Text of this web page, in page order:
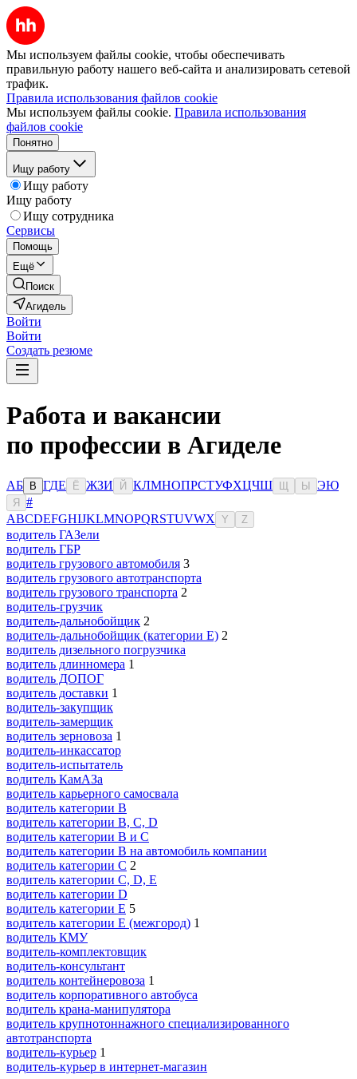
Мы используем файлы cookie, чтобы обеспечивать
правильную работу нашего веб-сайта и анализировать сетевой
трафик.
Правила использования файлов cookie
Мы используем файлы cookie. Правила использования
файлов cookie
Понятно
Ищу работу
Ищу работу
Ищу работу
Ищу сотрудника
Сервисы
Помощь
Ещё
Поиск
Агидель
Войти
Войти
Создать резюме
Работа и вакансии
по профессии в Агиделе
АБ В ГДЕ Ё ЖЗИ Й КЛМНОПРСТУФХЦЧШ Ы ЭЮ
Я
#
ABCDEFGHIJKLMNOPQRSTUVWX Y Z
водитель ГАЗели
водитель ГБР
водитель грузового автомобиля 3
водитель грузового автотранспорта
водитель грузового транспорта 2
водитель-грузчик
водитель-дальнобойщик 2
водитель-дальнобойщик (категории Е) 2
водитель дизельного погрузчика
водитель длинномера 1
водитель ДОПОГ
водитель доставки 1
водитель-закупщик
водитель-замерщик
водитель зерновоза 1
водитель-инкассатор
водитель-испытатель
водитель КамАЗа
водитель карьерного самосвала
водитель категории B
водитель категории B, C, D
водитель категории B и C
водитель категории B на автомобиль компании
водитель категории C 2
водитель категории C, D, E
водитель категории D
водитель категории E 5
водитель категории E (межгород) 1
водитель КМУ
водитель-комплектовщик
водитель-консультант
водитель контейнеровоза 1
водитель корпоративного автобуса
водитель крана-манипулятора
водитель крупнотоннажного специализированного
автотранспорта
водитель-курьер 1
водитель-курьер в интернет-магазин